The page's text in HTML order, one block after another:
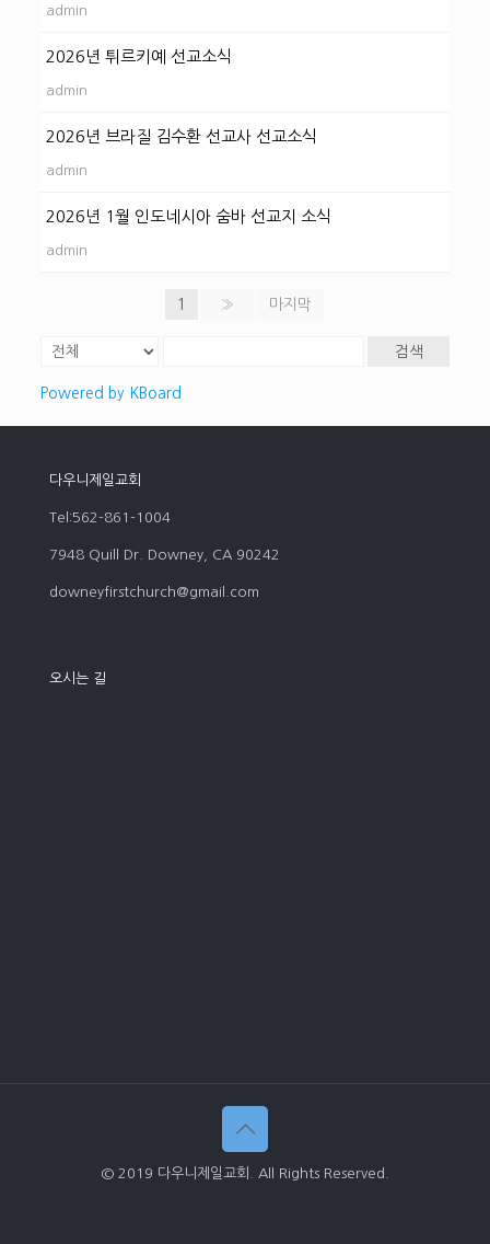
admin
2026년 튀르키예 선교소식
admin
2026년 브라질 김수환 선교사 선교소식
admin
2026년 1월 인도네시아 숨바 선교지 소식
admin
1 » 마지막
검색
Powered by KBoard
다우니제일교회
Tel:562-861-1004
7948 Quill Dr. Downey, CA 90242
downeyfirstchurch@gmail.com
오시는 길
© 2019 다우니제일교회. All Rights Reserved.